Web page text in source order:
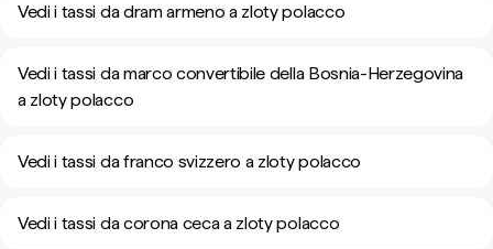
Vedi i tassi da dram armeno a zloty polacco
Vedi i tassi da marco convertibile della Bosnia-Herzegovina
a zloty polacco
Vedi i tassi da franco svizzero a zloty polacco
Vedi i tassi da corona ceca a zloty polacco